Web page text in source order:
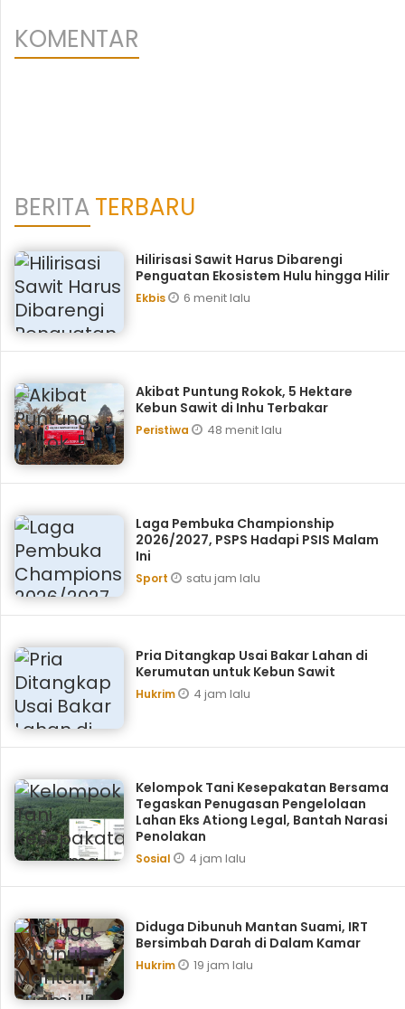
KOMENTAR
BERITATERBARU
Hilirisasi Sawit Harus Dibarengi
Penguatan Ekosistem Hulu hingga Hilir
Ekbis 6 menit lalu
Akibat Puntung Rokok, 5 Hektare
Kebun Sawit di Inhu Terbakar
Peristiwa 48 menit lalu
Laga Pembuka Championship
2026/2027, PSPS Hadapi PSIS Malam
Ini
Sport satu jam lalu
Pria Ditangkap Usai Bakar Lahan di
Kerumutan untuk Kebun Sawit
Hukrim 4 jam lalu
Kelompok Tani Kesepakatan Bersama
Tegaskan Penugasan Pengelolaan
Lahan Eks Ationg Legal, Bantah Narasi
Penolakan
Sosial 4 jam lalu
Diduga Dibunuh Mantan Suami, IRT
Bersimbah Darah di Dalam Kamar
Hukrim 19 jam lalu